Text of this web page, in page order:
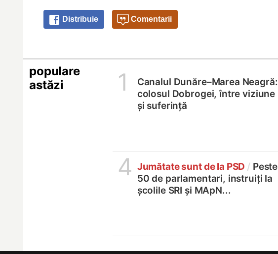
Distribuie Comentarii
populare
astăzi
1
Canalul Dunăre–Marea Neagră:
colosul Dobrogei, între viziune
și suferință
4 Jumătate sunt de la PSD / Peste
50 de parlamentari, instruiți la
școlile SRI și MApN...